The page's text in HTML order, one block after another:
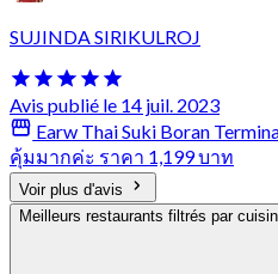
SUJINDA SIRIKULROJ
Avis publié le 14 juil. 2023
Earw Thai Suki Boran
คุ้มมากค่ะ ราคา 1,199 บาท
Voir plus d'avis
Meilleurs restaurants filtrés par